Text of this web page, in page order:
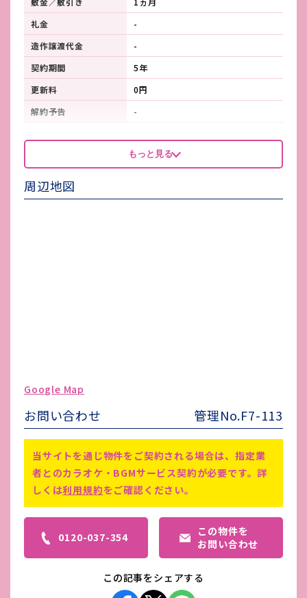
礼金
-
造作譲渡代金
-
契約期間
5年
更新料
0円
解約予告
-
看板製作費
-
看板使用料・
維持管理費
-
鍵交換費
-
備考 -
もっと見る
周辺地図
Google Map
お問い合わせ 管理No.F7-113
当サイトを通じ物件をご契約される場合は、指定業
者とのカラオケ・BGMサービス契約が必要です。詳
しくは利用規約をご確認ください。
0120-037-354
この物件を
お問い合わせ
この記事をシェアする